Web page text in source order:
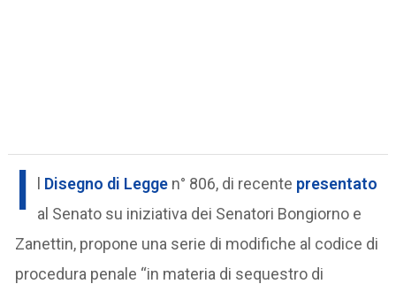
I l Disegno di Legge n° 806, di recente presentato
al Senato su iniziativa dei Senatori Bongiorno e
Zanettin, propone una serie di modifiche al codice di
procedura penale “in materia di sequestro di